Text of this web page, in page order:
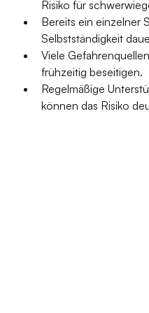
Risiko für
Bereits ein einzelner
Selbstständigkeit
Viele
frühzeitig beseitigen.
Regelmäßige
können das Risiko